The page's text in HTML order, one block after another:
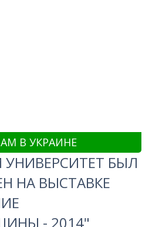
В УКРАИНЕ
БЫЛ
НА ВЫСТАВКЕ
- 2014"